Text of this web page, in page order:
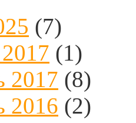
(7)
(1)
2017 (8)
2016 (2)